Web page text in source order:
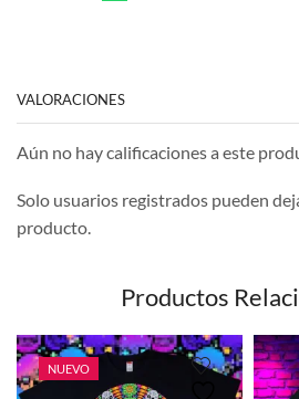
VALORACIONES
Aún no hay calificaciones a este
Solo usuarios registrados pueden
producto.
Productos
NUEVO